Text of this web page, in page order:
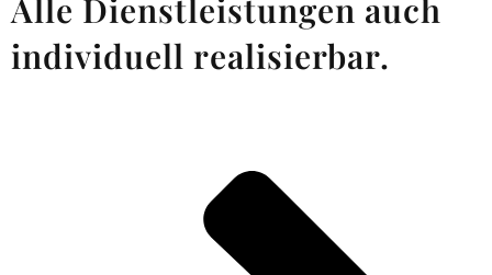
Alle Dienstleistungen auch
individuell realisierbar.